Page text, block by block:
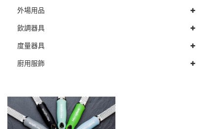
外場用品
飲調器具
度量器具
廚用服飾